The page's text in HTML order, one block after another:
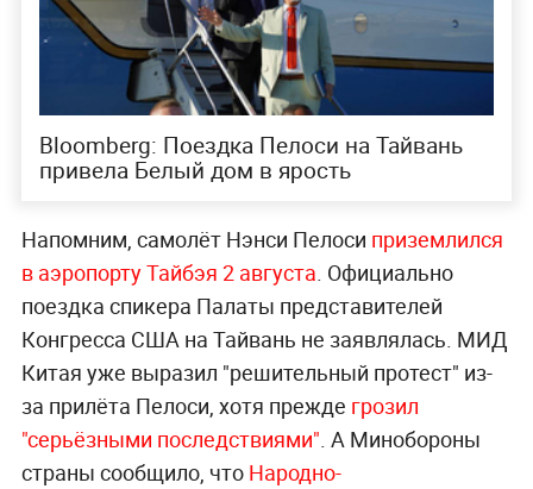
Bloomberg: Поездка Пелоси на Тайвань
привела Белый дом в ярость
Напомним, самолёт Нэнси Пелоси приземлился
в аэропорту Тайбэя 2 августа. Официально
поездка спикера Палаты представителей
Конгресса США на Тайвань не заявлялась. МИД
Китая уже выразил "решительный протест" из-
за прилёта Пелоси, хотя прежде грозил
"серьёзными последствиями". А Минобороны
страны сообщило, что Народно-